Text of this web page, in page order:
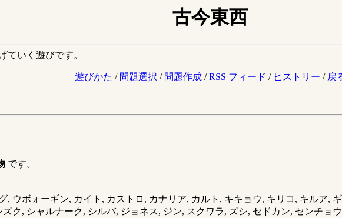
古今東西
ていく遊びです。
遊びかた / 問題選択 / 問題作成/RSS フィード / ヒストリー / 戻
です。
, ウボォーギン, カイト, カストロ, カナリア, カルト, キキョウ, キリコ, キルア,
ク, シャルナーク, シルバ, ジョネス, ジン, スクワラ, ズシ, セドカン, センチョ